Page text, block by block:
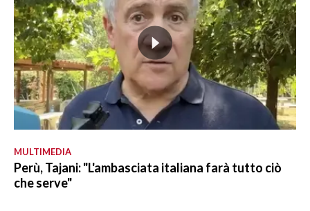
MULTIMEDIA
Perù, Tajani: "L'ambasciata italiana farà tutto ciò
che serve"